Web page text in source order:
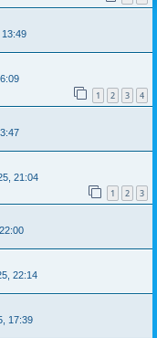
1 2 3 4
21:04
1 2 3
22:14
17:39